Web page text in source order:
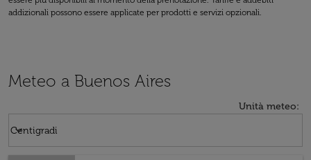
addizionali possono essere applicate per prodotti e servizi opzionali.
Meteo a Buenos Aires
Unità meteo:
Centigradi
keyboard_arrow_down